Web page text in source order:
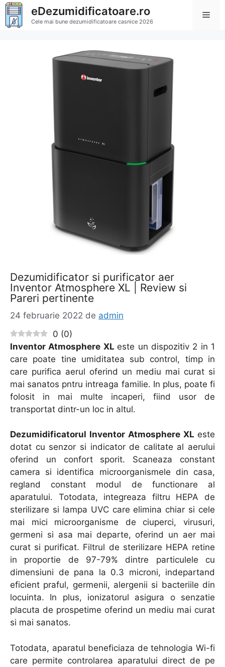
Sari
conținut
eDezumidificatoare.ro
Cele mai bune dezumidificatoare casnice 2026
Dezumidificator si purificator aer
Inventor Atmosphere XL | Review si
Pareri pertinente
24 februarie 2022 de admin
0 (0)
Inventor Atmosphere XL este un dispozitiv 2 in 1
care poate tine umiditatea sub control, timp in
care purifica aerul oferind un mediu mai curat si
mai sanatos pntru intreaga familie. In plus, poate fi
folosit in mai multe incaperi, fiind usor de
transportat dintr-un loc in altul.
Dezumidificatorul Inventor Atmosphere XL este
dotat cu senzor si indicator de calitate al aerului
oferind un confort sporit. Scaneaza constant
camera si identifica microorganismele din casa,
regland constant modul de functionare al
aparatului. Totodata, integreaza filtru HEPA de
sterilizare si lampa UVC care elimina chiar si cele
mai mici microorganisme de ciuperci, virusuri,
germeni si asa mai departe, oferind un aer mai
curat si purificat. Filtrul de sterilizare HEPA retine
in proportie de 97-79% dintre particulele cu
dimensiuni de pana la 0.3 microni, indepartand
eficient praful, germenii, alergenii si bacteriile din
locuinta. In plus, ionizatorul asigura o senzatie
placuta de prospetime oferind un mediu mai curat
si mai sanatos.
Totodata, aparatul beneficiaza de tehnologia Wi-fi
care permite controlarea aparatului direct de pe